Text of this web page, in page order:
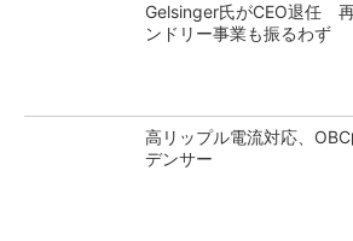
Gelsinger氏がCEO退任
ンドリー事業も振るわず
高リップル電流対応、
デンサー